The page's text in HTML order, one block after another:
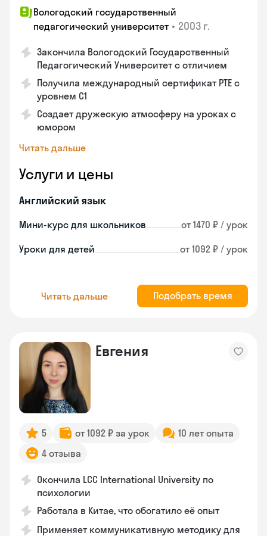
Вологодский государственный
педагогический университет • 2003 г.
Закончила Вологодский Государственный
Педагогический Университет с отличием
Получила международный сертификат PTE с
уровнем C1
Создает дружескую атмосферу на уроках с
юмором
Читать дальше
Услуги и цены
Английский язык
Мини-курс для школьников от 1470 ₽ / урок
Уроки для детей от 1092 ₽ / урок
Читать дальше Подобрать время
Евгения
5 от 1092 ₽ за урок
10 лет опыта
4 отзыва
Окончила LCC International University по
психологии
Работала в Китае, что обогатило её опыт
Применяет коммуникативную методику для